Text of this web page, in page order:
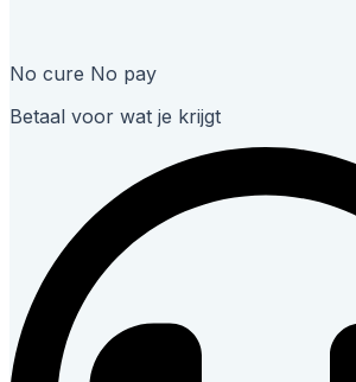
No cure No pay
Betaal voor wat je krijgt